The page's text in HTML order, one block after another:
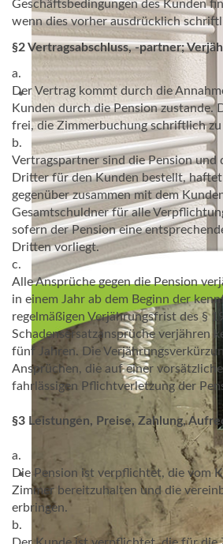
Geschäftsbedingungen des Kunden
wenn dies vorher ausdrücklich
§2 Vertragsabschluss, -partner;
a.
Der Vertrag kommt durch die
Kunden durch die Pension zustande.
frei, die Zimmerbuchung schriftlich zu
b.
Vertragspartner sind die Pension und
Dritter für den Kunden bestellt, haftet
gegenüber zusammen mit dem
Gesamtschuldner für alle
sofern der Pension eine
Dritten vorliegt.
c.
Alle Ansprüche gegen die Pension
in einem Jahr ab dem Beginn der
regelmäßigen Verjährungsfrist des §
Schadensersatzansprüche verjähren
fünf Jahren. Die
Ansprüchen, die auf einer
fahrlässigen Pflichtverletzung der
§3 Leistungen, Preise, Zahlung,
a.
Die Pension ist verpflichtet, die vom
Zimmer bereitzuhalten und die
erbringen.
b.